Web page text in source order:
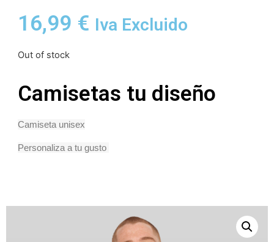
16,99 € Iva Excluido
Out of stock
Camisetas tu diseño
Camiseta unisex
Personaliza a tu gusto